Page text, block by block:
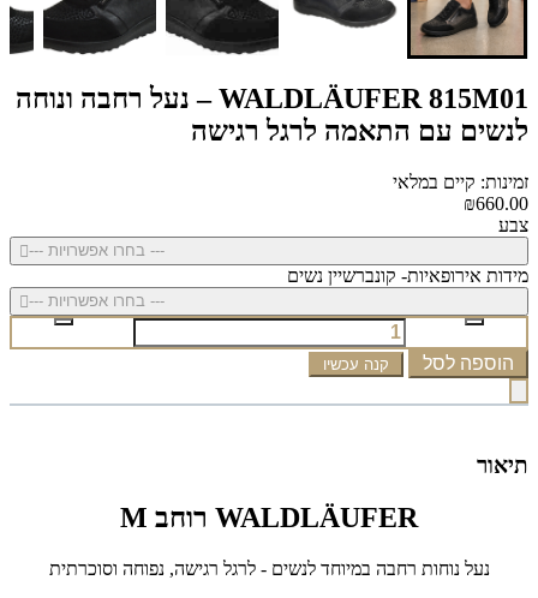
WALDLÄUFER 815M01 – נעל רחבה ונוחה
לנשים עם התאמה לרגל רגישה
זמינות: קיים במלאי
₪660.00
צבע
--- בחרו אפשרויות ---
מידות אירופאיות- קונברשיין נשים
--- בחרו אפשרויות ---
הוספה לסל קנה עכשיו
תיאור
WALDLÄUFER רוחב M
נעל נוחות רחבה במיוחד לנשים - לרגל רגישה, נפוחה וסוכרתית